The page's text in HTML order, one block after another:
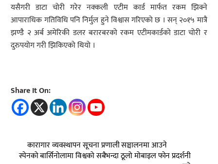
यसैगरी डाटा चोरी गरेर नक्कली एटीम कार्ड मार्फत रकम झिक्ने
आपाराधिक गतिविधि पनि निर्मुल हुने विश्वास गरिएको छ । सन् २०१५ मात्रै
झण्डै २ अर्ब अमेरिकी डलर बरारबरको रकम एटीमकार्डको डाटा चोरी र
दुरुपयोग गरी झिकिएको थियो ।
Share It On:
कारागार व्यवस्थापन सूचना प्रणाली सञ्चालनमा आउने
स्पेनको बार्सिनोलामा विश्वको सबैभन्दा ठूलो मोबाइल फोन प्रदर्शनी